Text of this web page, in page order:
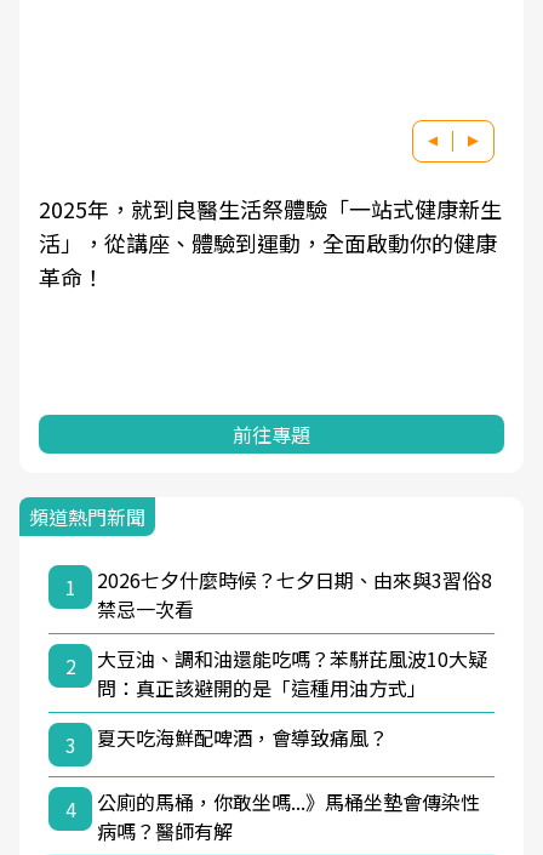
2025年，就到良醫生活祭體驗「一站式健康新生
活」，從講座、體驗到運動，全面啟動你的健康
革命！
前往專題
頻道熱門新聞
1
2026七夕什麼時候？七夕日期、由來與3習俗8
禁忌一次看
2
大豆油、調和油還能吃嗎？苯駢芘風波10大疑
問：真正該避開的是「這種用油方式」
3
夏天吃海鮮配啤酒，會導致痛風？
4
公廁的馬桶，你敢坐嗎...》馬桶坐墊會傳染性
病嗎？醫師有解